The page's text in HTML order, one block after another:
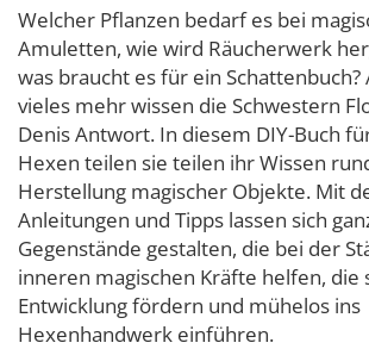
Welcher Pflanzen bedarf es bei
Amuletten, wie wird Räucherwerk
was braucht es für ein Schattenbuch?
vieles mehr wissen die Schwestern
Denis Antwort. In diesem DIY-Buch
Hexen teilen sie teilen ihr Wissen
Herstellung magischer Objekte. Mit
Anleitungen und Tipps lassen sich
Gegenstände gestalten, die bei der
inneren magischen Kräfte helfen, die
Entwicklung fördern und mühelos ins
Hexenhandwerk einführen.